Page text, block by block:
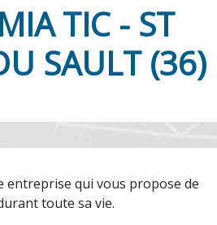
TIC - ST
SAULT (36)
entreprise qui vous propose de
toute sa vie.